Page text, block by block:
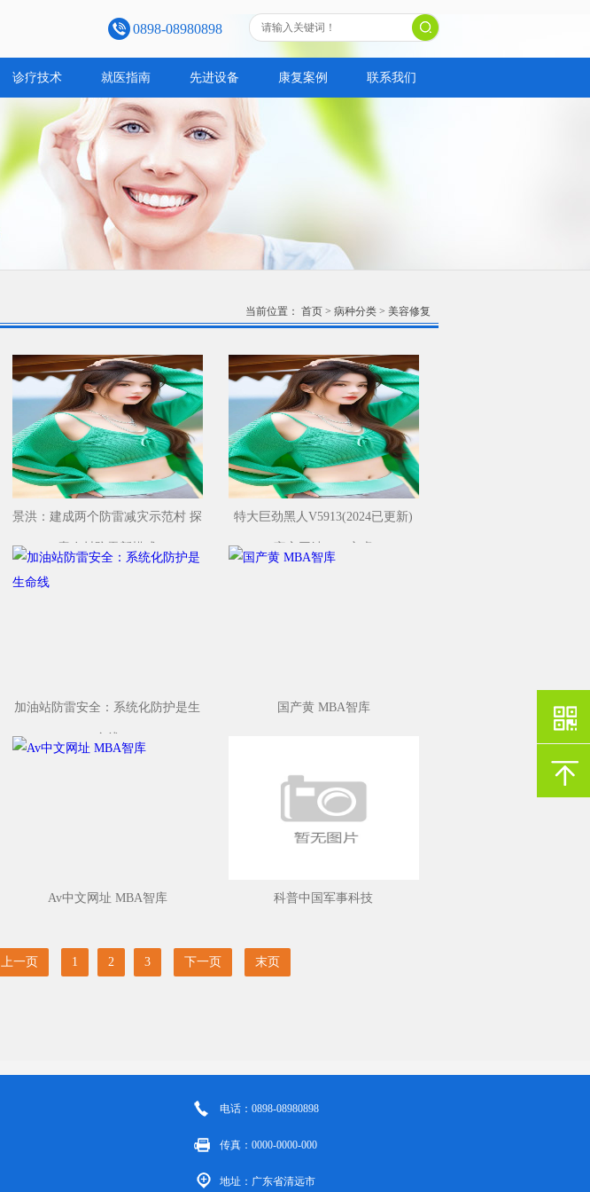
0898-08980898
诊疗技术 就医指南 先进设备 康复案例 联系我们
当前位置： 首页 > 病种分类 > 美容修复
景洪：建成两个防雷减灾示范村 探
索农村防雷新模式
特大巨劲黑人V5913(2024已更新)
官方网站-IOS安卓
加油站防雷安全：系统化防护是生 国产黄 MBA智库
Av中文网址 MBA智库 科普中国军事科技
上一页 1 2 3 下一页 末页
电话：0898-08980898
传真：0000-0000-000
地址：广东省清远市